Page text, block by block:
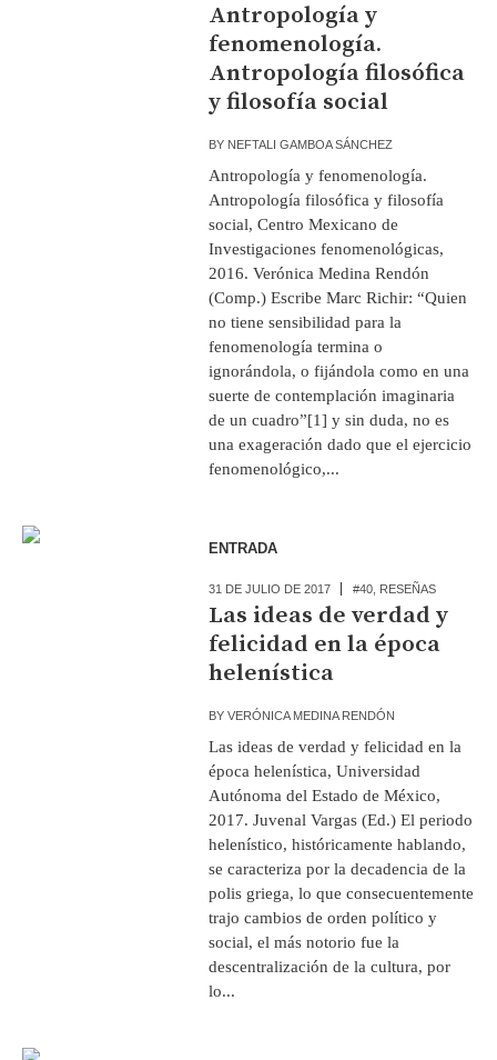
Antropología y
fenomenología.
Antropología filosófica
y filosofía social
BY NEFTALI GAMBOA SÁNCHEZ
Antropología y fenomenología.
Antropología filosófica y filosofía
social, Centro Mexicano de
Investigaciones fenomenológicas,
2016. Verónica Medina Rendón
(Comp.) Escribe Marc Richir: “Quien
no tiene sensibilidad para la
fenomenología termina o
ignorándola, o fijándola como en una
suerte de contemplación imaginaria
de un cuadro”[1] y sin duda, no es
una exageración dado que el ejercicio
fenomenológico,...
ENTRADA
31 DE JULIO DE 2017 #40 RESEÑAS
Las ideas de verdad y
felicidad en la época
helenística
BYVERÓNICA MEDINA RENDÓN
Las ideas de verdad y felicidad en la
época helenística, Universidad
Autónoma del Estado de México,
2017. Juvenal Vargas (Ed.) El periodo
helenístico, históricamente hablando,
se caracteriza por la decadencia de la
polis griega, lo que consecuentemente
trajo cambios de orden político y
social, el más notorio fue la
descentralización de la cultura, por
lo...